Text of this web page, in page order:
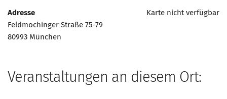
Veranstaltungsformate
Wer wir sind
Karte nicht verfügbar
Adresse
Feldmochinger Straße 75-79
80993 München
Veranstaltungen an diesem Ort: